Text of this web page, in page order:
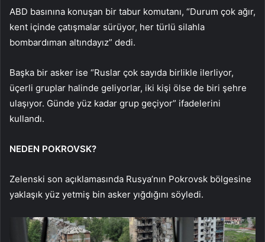
ABD basınına konuşan bir tabur komutanı, “Durum çok ağır,
kent içinde çatışmalar sürüyor, her türlü silahla
bombardıman altındayız” dedi.
Başka bir asker ise “Ruslar çok sayıda birlikle ilerliyor,
üçerli gruplar halinde geliyorlar, iki kişi ölse de biri şehre
ulaşıyor. Günde yüz kadar grup geçiyor” ifadelerini
kullandı.
NEDEN POKROVSK?
Zelenski son açıklamasında Rusya’nın Pokrovsk bölgesine
yaklaşık yüz yetmiş bin asker yığdığını söyledi.